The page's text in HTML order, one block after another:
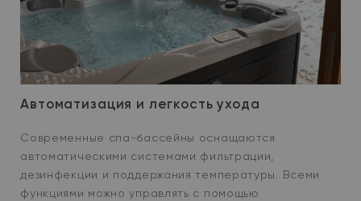
Автоматизация и легкость ухода
Современные спа-бассейны оснащаются
автоматическими системами фильтрации,
дезинфекции и поддержания температуры. Всеми
функциями можно управлять с помощью